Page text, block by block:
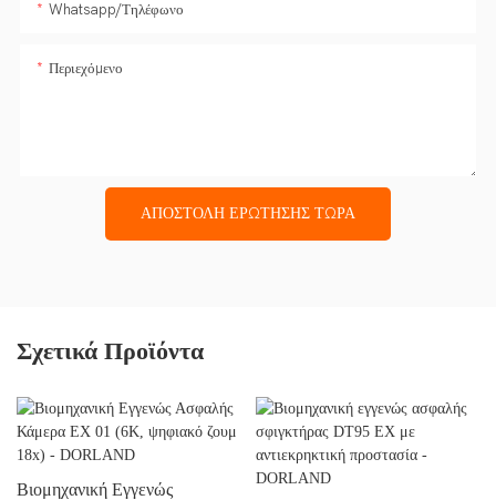
Whatsapp/Τηλέφωνο
Περιεχόμενο
ΑΠΟΣΤΟΛΉ ΕΡΏΤΗΣΗΣ ΤΏΡΑ
Σχετικά Προϊόντα
Βιομηχανική Εγγενώς